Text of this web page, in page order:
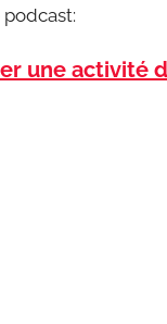
une activité